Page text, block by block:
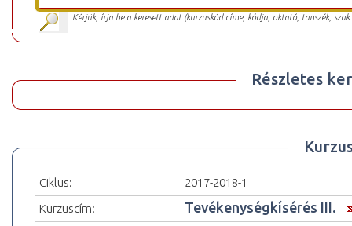
Kérjük, írja be a keresett adat (kurzuskód címe, kódja, oktató, tanszék,
Részletes
Ciklus:
2017-2018-1
Kurzuscím:
Tevékenységkísérés III.